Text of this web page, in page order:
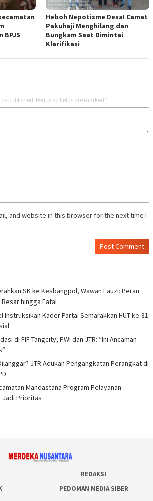
BPJS
Heboh Nepotisme Desa! Camat
Pakuhaji Menghilang dan
Bungkam Saat Dimintai
Klarifikasi
published. Required fields are marked *
and website in this browser for the next time I
SK ke Kesbangpol, Wawan Fauzi: Peran
hingga Fatal
Instruksikan Kader Partai Semarakkan HUT ke-81
di FIF Tangcity, PWI dan JTR: “Ini Ancaman
JTR Adukan Pengangkatan Perangkat di
Mandastana Program Pelayanan
Jadi Prioritas
REDAKSI
PEDOMAN MEDIA SIBER